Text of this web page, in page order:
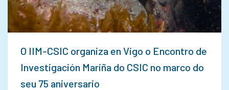
O IIM-CSIC organiza en Vigo o Encontro de
Investigación Mariña do CSIC no marco do
seu 75 aniversario